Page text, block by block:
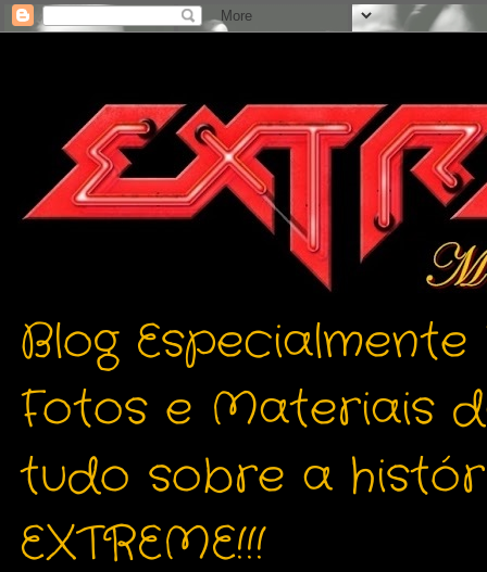
Blog
Fotos e Materiais
tudo sobre a
EXTREME!!!